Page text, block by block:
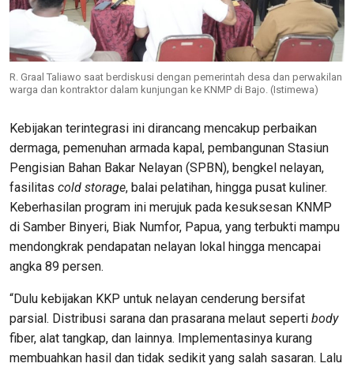
R. Graal Taliawo saat berdiskusi dengan pemerintah desa dan perwakilan
warga dan kontraktor dalam kunjungan ke KNMP di Bajo. (Istimewa)
Kebijakan terintegrasi ini dirancang mencakup perbaikan
dermaga, pemenuhan armada kapal, pembangunan Stasiun
Pengisian Bahan Bakar Nelayan (SPBN), bengkel nelayan,
fasilitas cold storage, balai pelatihan, hingga pusat kuliner.
Keberhasilan program ini merujuk pada kesuksesan KNMP
di Samber Binyeri, Biak Numfor, Papua, yang terbukti mampu
mendongkrak pendapatan nelayan lokal hingga mencapai
angka 89 persen.
“Dulu kebijakan KKP untuk nelayan cenderung bersifat
parsial. Distribusi sarana dan prasarana melaut seperti body
fiber, alat tangkap, dan lainnya. Implementasinya kurang
membuahkan hasil dan tidak sedikit yang salah sasaran. Lalu